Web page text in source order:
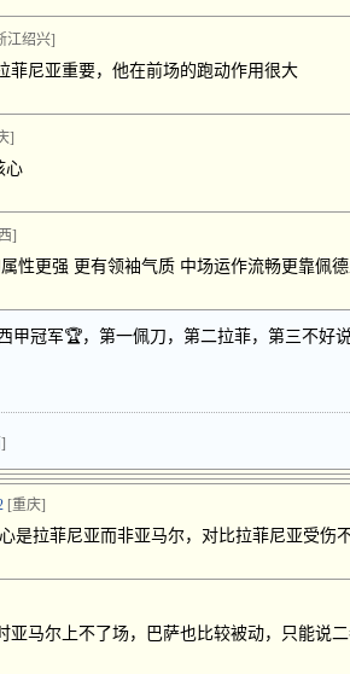
江绍兴]
菲尼亚重要，他在前场的跑动作用很大
]
心
]
性更强 更有领袖气质 中场运作流畅更靠佩
甲冠军🏆，第一佩刀，第二拉菲，第三不好
[重庆]
是拉菲尼亚而非亚马尔，对比拉菲尼亚受伤
亚马尔上不了场，巴萨也比较被动，只能说